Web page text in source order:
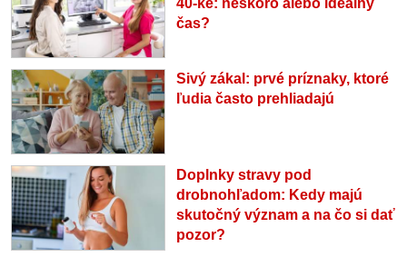
čas?
Sivý zákal: prvé príznaky, ktoré
ľudia často prehliadajú
Doplnky stravy pod
drobnohľadom: Kedy majú
skutočný význam a na čo si dať
pozor?